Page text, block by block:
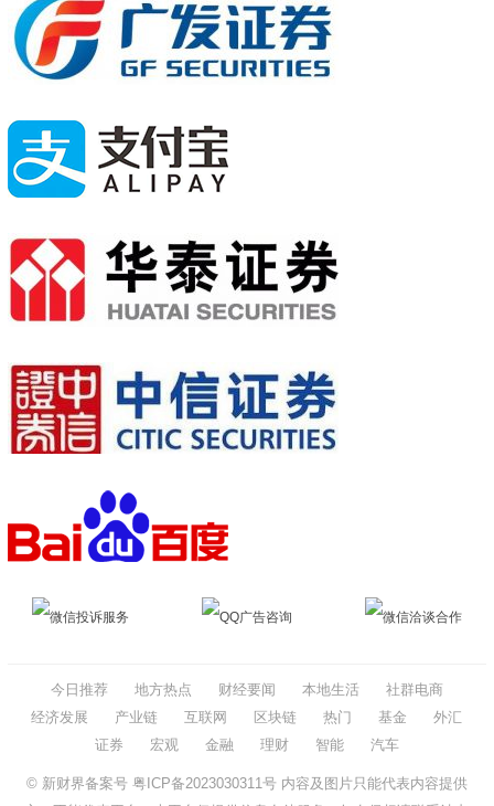
微信投诉服务 QQ广告咨询 微信洽谈合作
今日推荐 地方热点 财经要闻 本地生活
社群电商
经济发展
产业链 互联网 区块链 热门 基金
外汇
证券
宏观 金融 理财 智能 汽车
© 新财界备案号 粤ICP备2023030311号内容及图片只能代表内容提供